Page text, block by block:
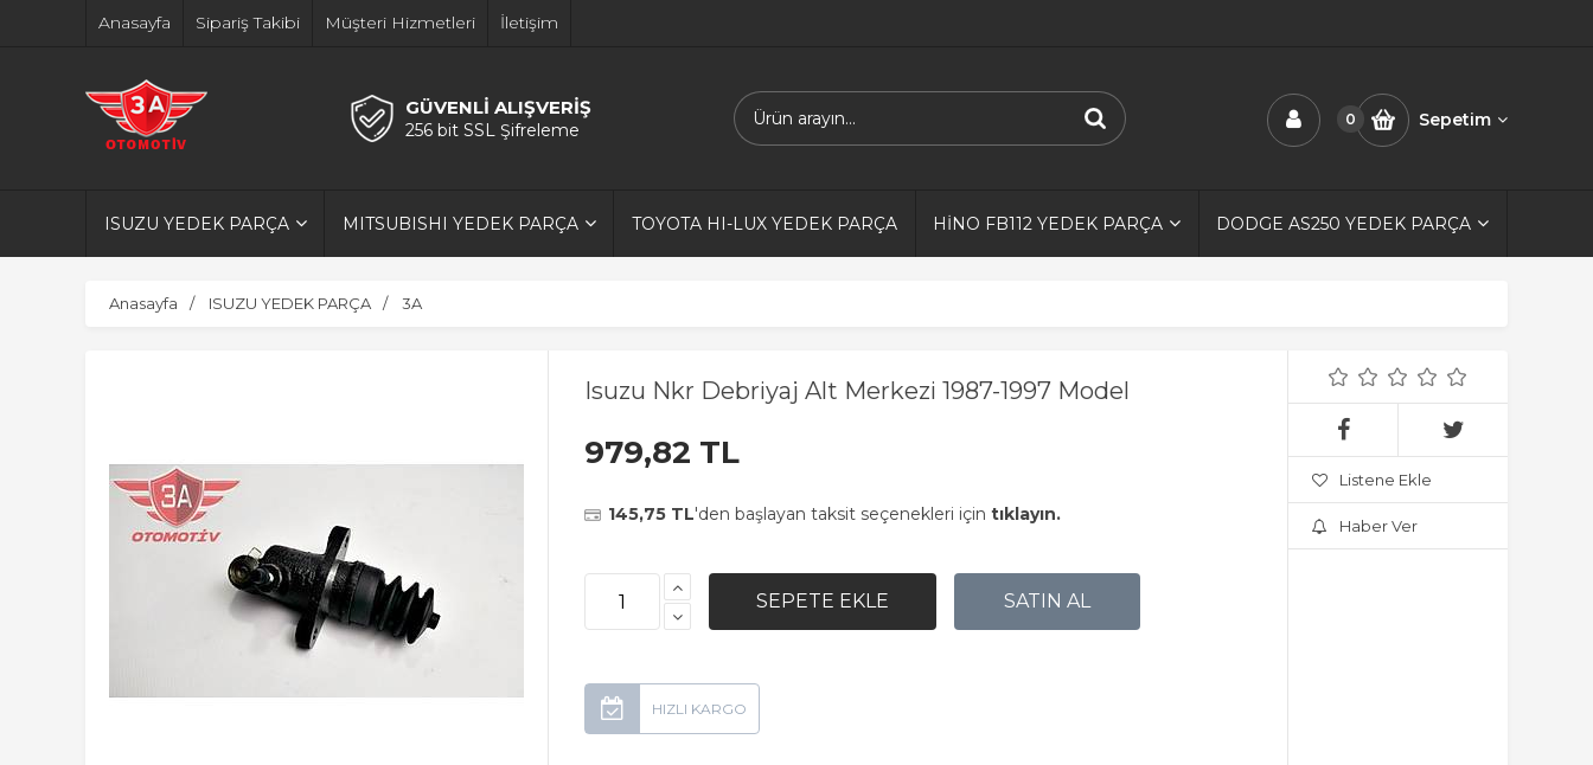
Anasayfa Sipariş Takibi Müşteri Hizmetleri İletişim
GÜVENLİ ALIŞVERİŞ
256 bit SSL Şifreleme
0 Sepetim
ISUZU YEDEK PARÇA MITSUBISHI YEDEK PARÇA TOYOTA HI-LUX YEDEK PARÇA HİNO FB112 YEDEK PARÇA DODGE AS250 YEDEK PARÇA
Anasayfa ISUZU YEDEK PARÇA 3A
Isuzu Nkr Debriyaj Alt Merkezi 1987-1997 Model
979,82 TL
145,75 TL'den başlayan taksit seçenekleri için tıklayın.
Listene Ekle
Haber Ver